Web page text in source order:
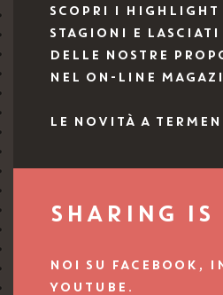
SCOPRI I HIGHLIGHT
STAGIONI E LASCIATI
DELLE NOSTRE
NEL ON-LINE
LE NOVITÀ A
SHARING IS
NOI SU FACEBOOK,
YOUTUBE.